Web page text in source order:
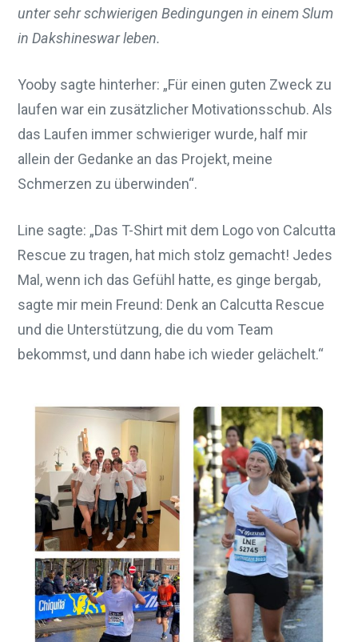
unter sehr schwierigen Bedingungen in einem Slum
in Dakshineswar leben.
Yooby sagte hinterher: „Für einen guten Zweck zu
laufen war ein zusätzlicher Motivationsschub. Als
das Laufen immer schwieriger wurde, half mir
allein der Gedanke an das Projekt, meine
Schmerzen zu überwinden“.
Line sagte: „Das T-Shirt mit dem Logo von Calcutta
Rescue zu tragen, hat mich stolz gemacht! Jedes
Mal, wenn ich das Gefühl hatte, es ginge bergab,
sagte mir mein Freund: Denk an Calcutta Rescue
und die Unterstützung, die du vom Team
bekommst, und dann habe ich wieder gelächelt.“